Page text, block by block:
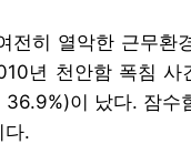
전히 열악한 근무환
년 천안함 폭침
이 났다. 잠수
다.